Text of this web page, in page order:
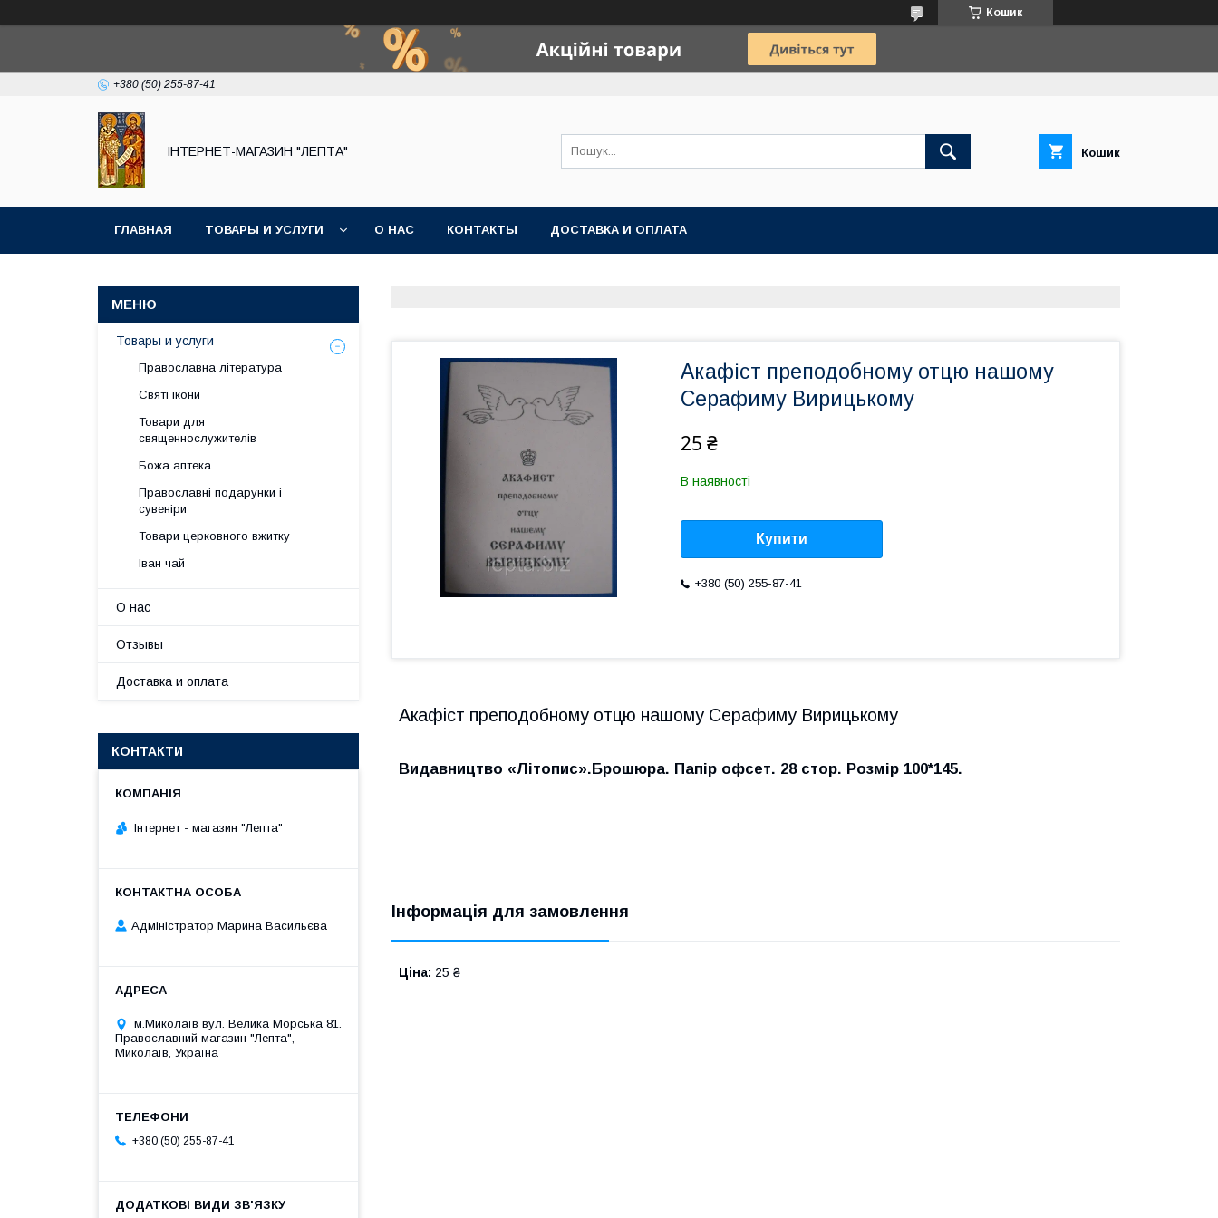
Кошик
+380 (50) 255-87-41
IНТЕРНЕТ-МАГАЗИН "ЛЕПТА" Кошик
ГЛАВНАЯ ТОВАРЫ И УСЛУГИ О НАС КОНТАКТЫ ДОСТАВКА И ОПЛАТА
Акафіст преподобному отцю нашому
Серафиму Вирицькому
25 ₴
В наявності
Купити
+380 (50) 255-87-41
Акафіст преподобному отцю нашому Серафиму Вирицькому
Видавництво «Літопис».Брошюра. Папір офсет. 28 стор. Розмір 100*145.
Інформація для замовлення
Ціна: 25 ₴
Товары и услуги
Православна література
Святі ікони
Товари для
священнослужителів
Божа аптека
Православні подарунки і
сувеніри
Товари церковного вжитку
Іван чай
О нас
Отзывы
Доставка и оплата
КОНТАКТИ
Iнтернет - магазин "Лепта"
Адміністратор Марина Васильєва
м.Миколаїв вул. Велика Морська 81.
Православний магазин "Лепта",
Миколаїв, Україна
+380 (50) 255-87-41